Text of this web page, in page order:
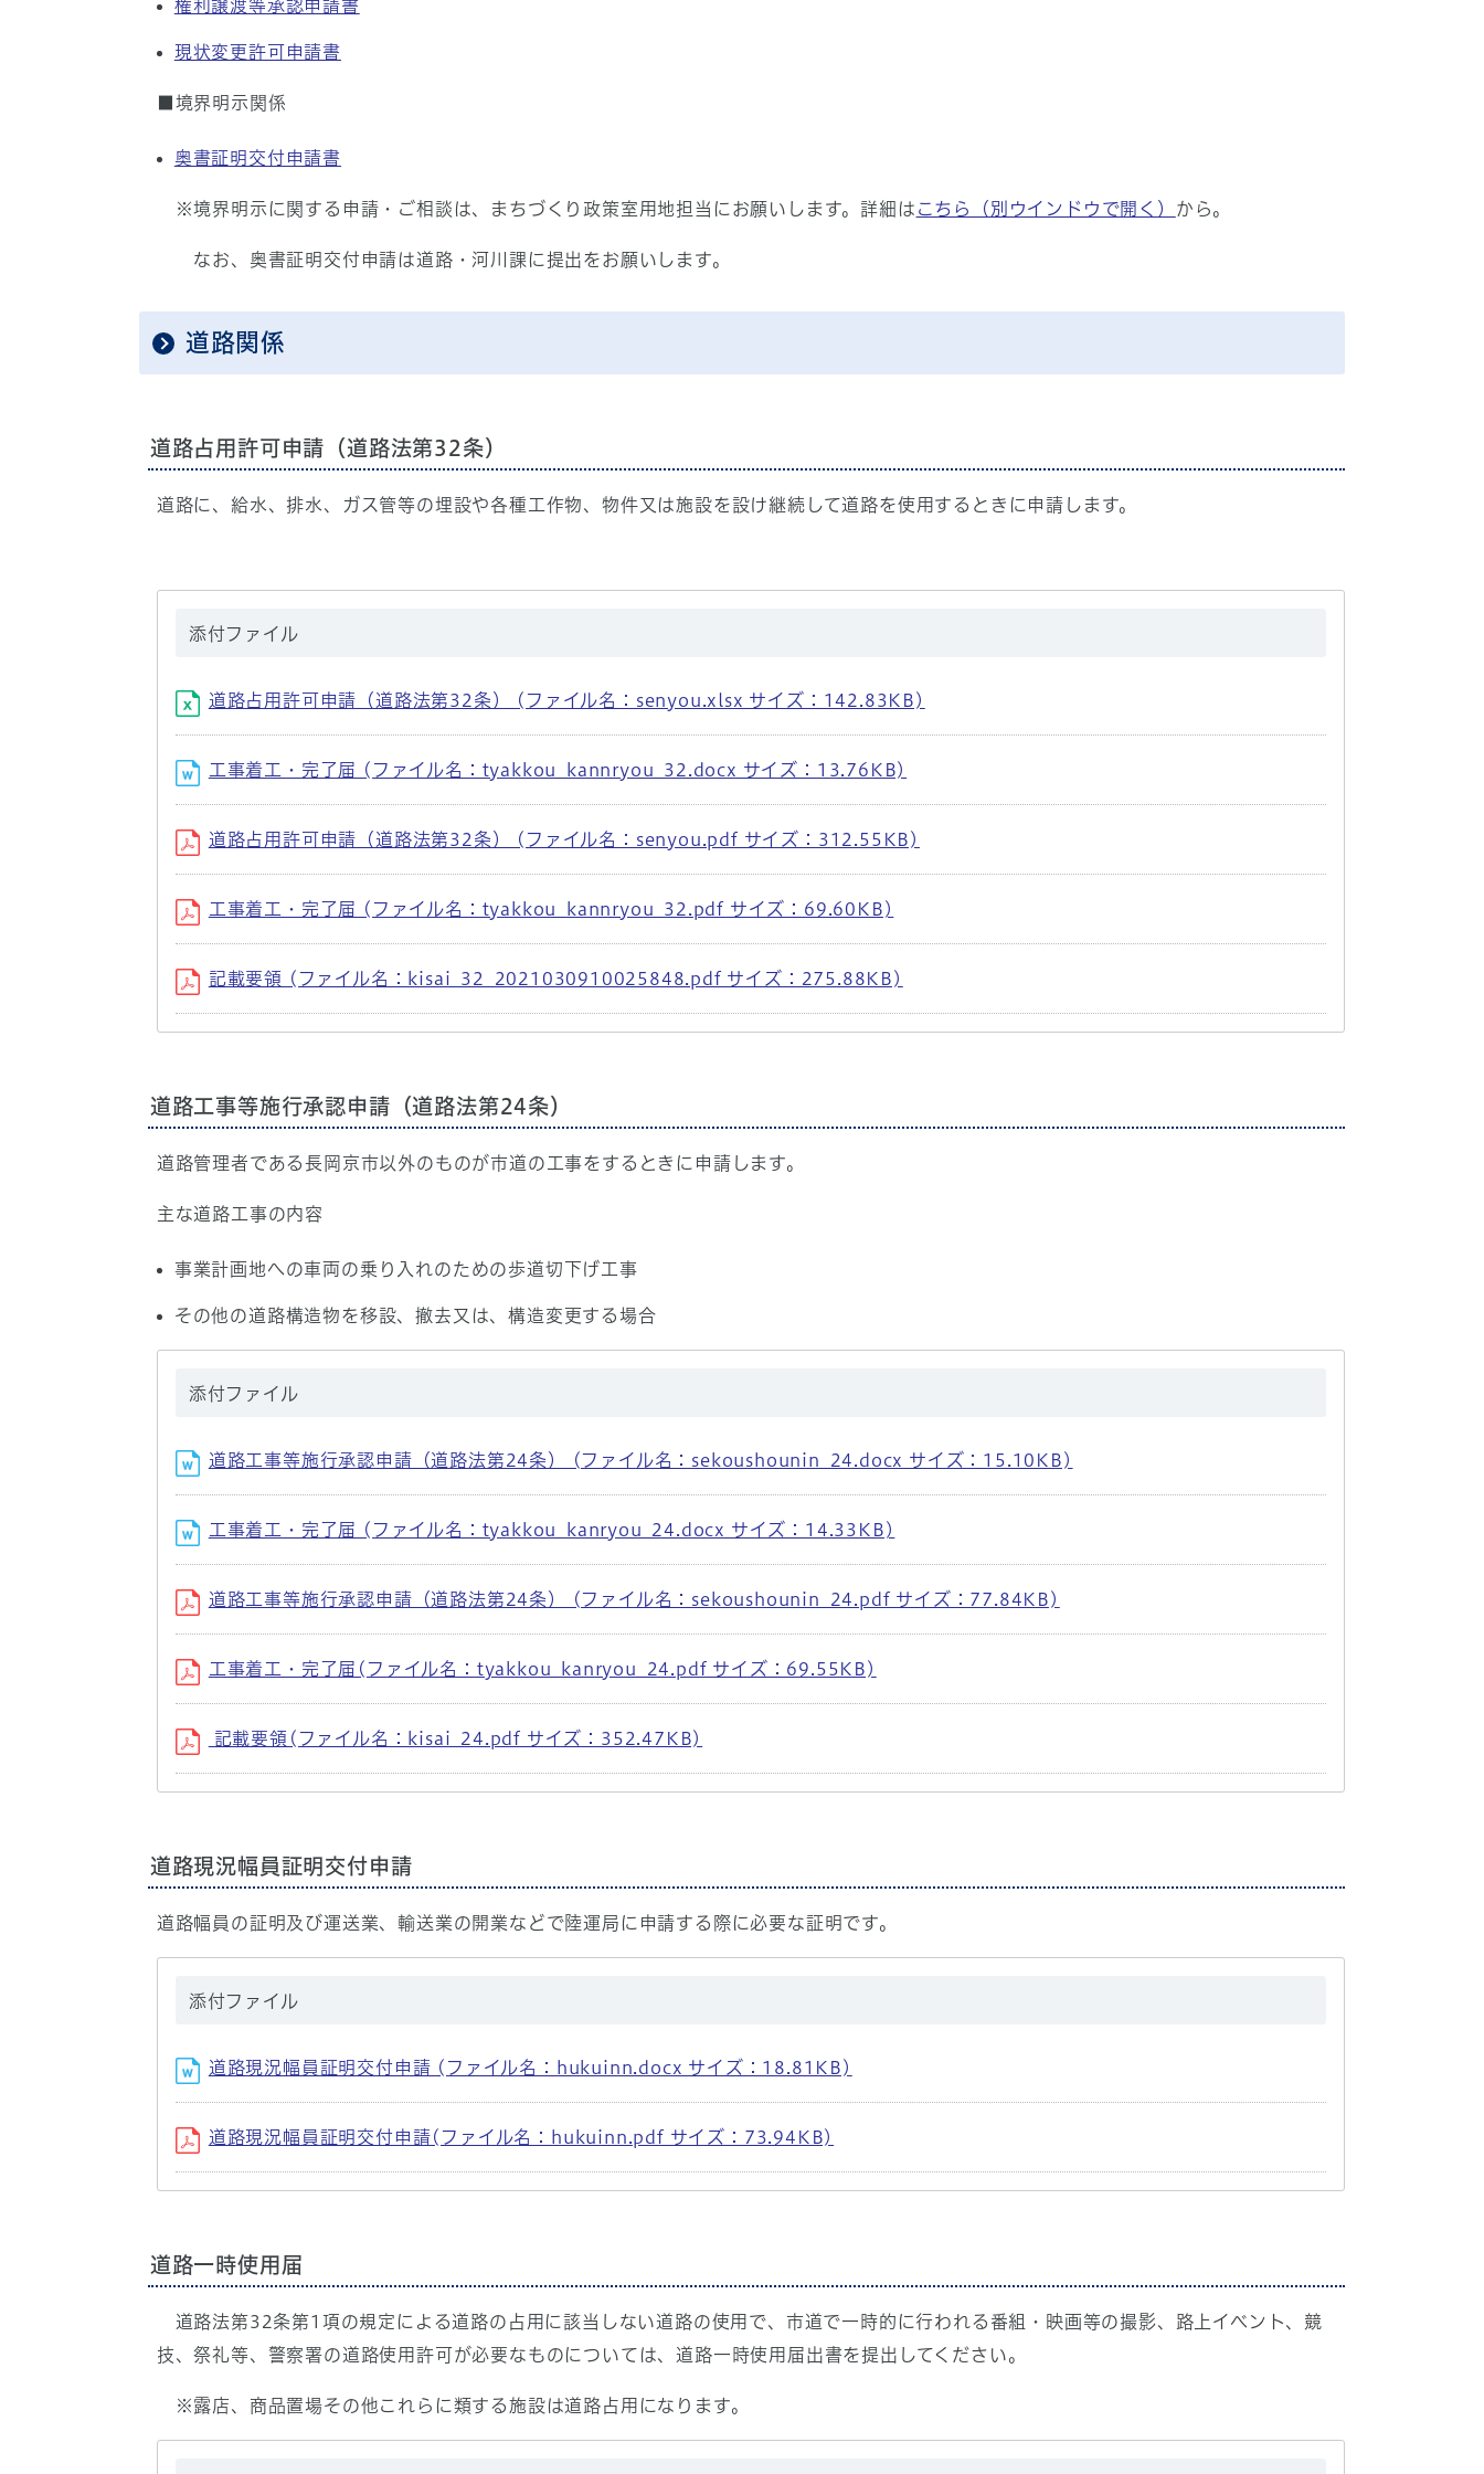
権利譲渡等承認申請書
現状変更許可申請書
■境界明示関係
奥書証明交付申請書
※境界明示に関する申請・ご相談は、まちづくり政策室用地担当にお願いします。詳細は こちら （別ウインドウで開く） から。
なお、奥書証明交付申請は道路・河川課に提出をお願いします。
道路関係
道路占用許可申請（道路法第32条）
道路に、給水、排水、ガス管等の埋設や各種工作物、物件又は施設を設け継続して道路を使用するときに申請します。
添付ファイル
道路占用許可申請（道路法第32条） (ファイル名：senyou.xlsx サイズ：142.83KB)
工事着工・完了届 (ファイル名：tyakkou_kannryou_32.docx サイズ：13.76KB)
道路占用許可申請（道路法第32条） (ファイル名：senyou.pdf サイズ：312.55KB)
工事着工・完了届 (ファイル名：tyakkou_kannryou_32.pdf サイズ：69.60KB)
記載要領 (ファイル名：kisai_32_2021030910025848.pdf サイズ：275.88KB)
道路工事等施行承認申請（道路法第24条）
道路管理者である長岡京市以外のものが市道の工事をするときに申請します。
主な道路工事の内容
事業計画地への車両の乗り入れのための歩道切下げ工事
その他の道路構造物を移設、撤去又は、構造変更する場合
添付ファイル
道路工事等施行承認申請（道路法第24条） (ファイル名：sekoushounin_24.docx サイズ：15.10KB)
工事着工・完了届 (ファイル名：tyakkou_kanryou_24.docx サイズ：14.33KB)
道路工事等施行承認申請（道路法第24条） (ファイル名：sekoushounin_24.pdf サイズ：77.84KB)
工事着工・完了届(ファイル名：tyakkou_kanryou_24.pdf サイズ：69.55KB)
記載要領(ファイル名：kisai_24.pdf サイズ：352.47KB)
道路現況幅員証明交付申請
道路幅員の証明及び運送業、輸送業の開業などで陸運局に申請する際に必要な証明です。
添付ファイル
道路現況幅員証明交付申請 (ファイル名：hukuinn.docx サイズ：18.81KB)
道路現況幅員証明交付申請(ファイル名：hukuinn.pdf サイズ：73.94KB)
道路一時使用届
道路法第32条第1項の規定による道路の占用に該当しない道路の使用で、市道で一時的に行われる番組・映画等の撮影、路上イベント、競
技、祭礼等、警察署の道路使用許可が必要なものについては、道路一時使用届出書を提出してください。
※露店、商品置場その他これらに類する施設は道路占用になります。